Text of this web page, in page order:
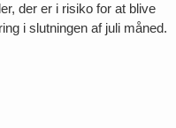
der er i risiko for at blive
i slutningen af juli måned.